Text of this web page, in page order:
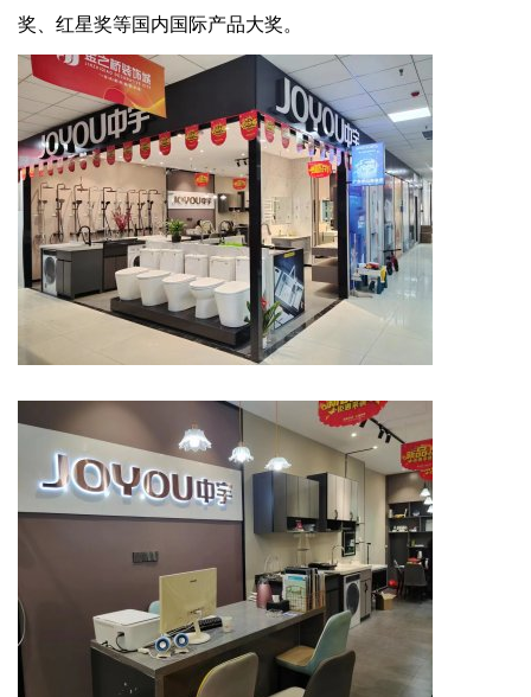
奖、红星奖等国内国际产品大奖。